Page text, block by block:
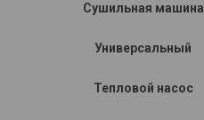
Сушильная машина
Универсальный
Тепловой насос